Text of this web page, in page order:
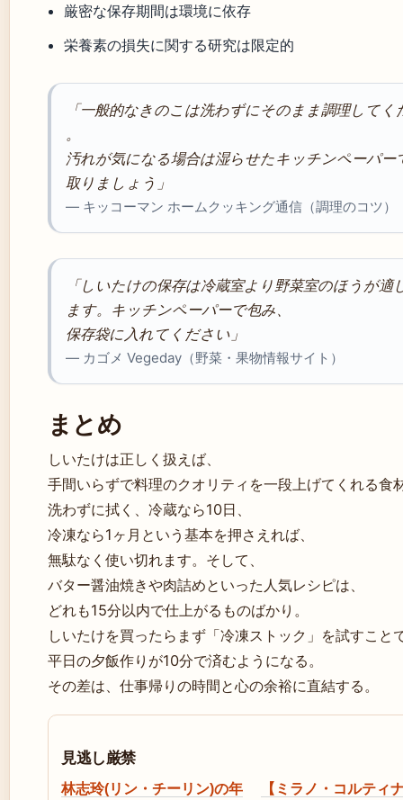
厳密な保存期間は環境に依存
栄養素の損失に関する研究は限定的
「一般的なきのこは洗わずにそのまま調理してく
。
汚れが気になる場合は湿らせたキッチンペーパー
取りましょう」
— キッコーマン ホームクッキング通信（調理のコツ）
「しいたけの保存は冷蔵室より野菜室のほうが適
ます。キッチンペーパーで包み、
保存袋に入れてください」
— カゴメ Vegeday（野菜・果物情報サイト）
まとめ
しいたけは正しく扱えば、
手間いらずで料理のクオリティを一段上げてくれる食
洗わずに拭く、冷蔵なら10日、
冷凍なら1ヶ月という基本を押さえれば、
無駄なく使い切れます。そして、
バター醤油焼きや肉詰めといった人気レシピは、
どれも15分以内で仕上がるものばかり。
しいたけを買ったらまず「冷凍ストック」を試すこと
平日の夕飯作りが10分で済むようになる。
その差は、仕事帰りの時間と心の余裕に直結する。
見逃し厳禁
林志玲(リン・チーリン)の年
【ミラノ・コルティ